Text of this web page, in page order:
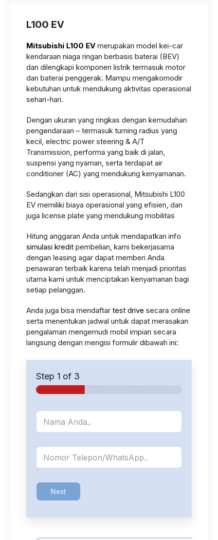
L100 EV
Mitsubishi L100 EV merupakan model kei-car
kendaraan niaga ringan berbasis baterai (BEV)
dan dilengkapi komponen listrik termasuk motor
dan baterai penggerak. Mampu mengakomodir
kebutuhan untuk mendukung aktivitas operasional
sehari-hari.
Dengan ukuran yang ringkas dengan kemudahan
pengendaraan – termasuk turning radius yang
kecil, electric power steering & A/T
Transmission, performa yang baik di jalan,
suspensi yang nyaman, serta terdapat air
conditioner (AC) yang mendukung kenyamanan.
Sedangkan dari sisi operasional, Mitsubishi L100
EV memiliki biaya operasional yang efisien, dan
juga license plate yang mendukung mobilitas
Hitung anggaran Anda untuk mendapatkan info
simulasi kredit pembelian, kami bekerjasama
dengan leasing agar dapat memberi Anda
penawaran terbaik karena telah menjadi prioritas
utama kami untuk menciptakan kenyamanan bagi
setiap pelanggan.
Anda juga bisa mendaftar test drive secara online
serta menentukan jadwal untuk dapat merasakan
pengalaman mengemudi mobil impian secara
langsung dengan mengisi formulir dibawah ini:
Step 1 of 3
t
k
n
o
t
N
m
K
n
a
*
Next